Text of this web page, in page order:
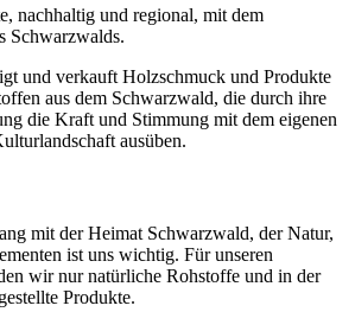
nachhaltig und regional, mit dem
Schwarzwalds.
und verkauft Holzschmuck und Produkte
aus dem Schwarzwald, die durch ihre
die Kraft und Stimmung mit dem eigenen
ausüben.
mit der Heimat Schwarzwald, der Natur,
ist uns wichtig. Für unseren
wir nur natürliche Rohstoffe und in der
Produkte.